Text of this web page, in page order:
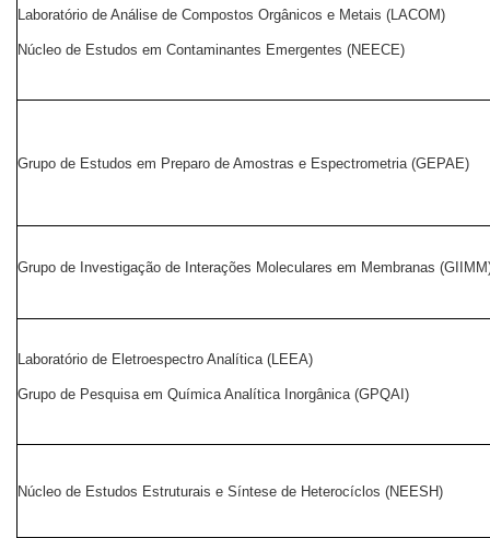
Laboratório de Análise de Compostos Orgânicos e Metais (LACOM)
Núcleo de Estudos em Contaminantes Emergentes (NEECE)
Grupo de Estudos em Preparo de Amostras e Espectrometria (GEPAE)
Grupo de Investigação de Interações Moleculares em Membranas
Laboratório de Eletroespectro Analítica (LEEA)
Grupo de Pesquisa em Química Analítica Inorgânica (GPQAI)
Núcleo de Estudos Estruturais e Síntese de Heterocíclos (NEESH)